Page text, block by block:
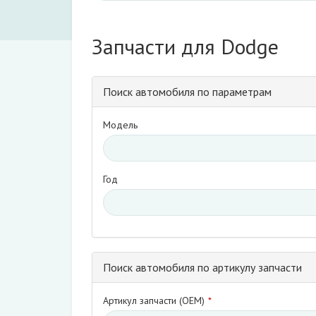
Запчасти для Dodge
Поиск автомобиля по параметрам
Модель
Год
Поиск автомобиля по артикулу запчасти
Артикул запчасти (OEM)